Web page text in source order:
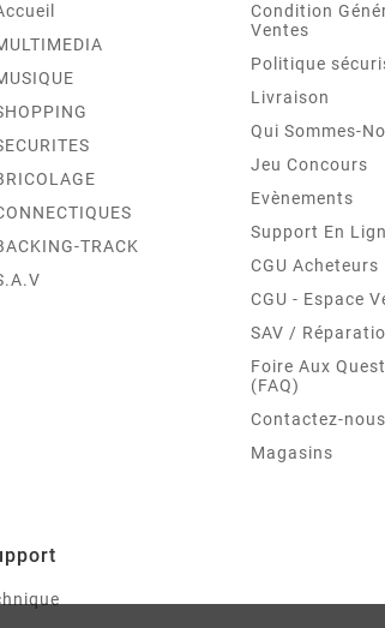
TRACK
Condition
Ventes
Politique
Livraison
Qui Sommes-
Jeu Concours
Evènements
Support En
CGU Acheteurs
CGU - Espace
SAV /
Foire Aux
(FAQ)
Contactez-nous
Magasins